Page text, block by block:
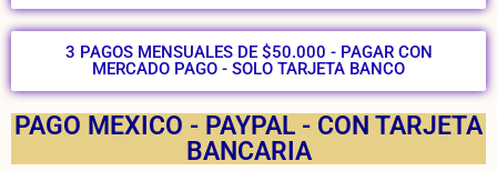
3 PAGOS MENSUALES DE $50.000 - PAGAR CON
MERCADO PAGO - SOLO TARJETA BANCO
PAGO MEXICO - PAYPAL - CON TARJETA
BANCARIA